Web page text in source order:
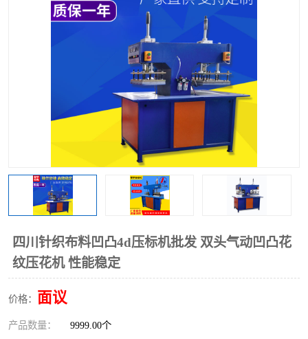
四川针织布料凹凸4d压标机批发 双头气动凹凸花
纹压花机 性能稳定
价格： 面议
产品数量： 9999.00个
泡壳包装封口机 海绵产品成型机